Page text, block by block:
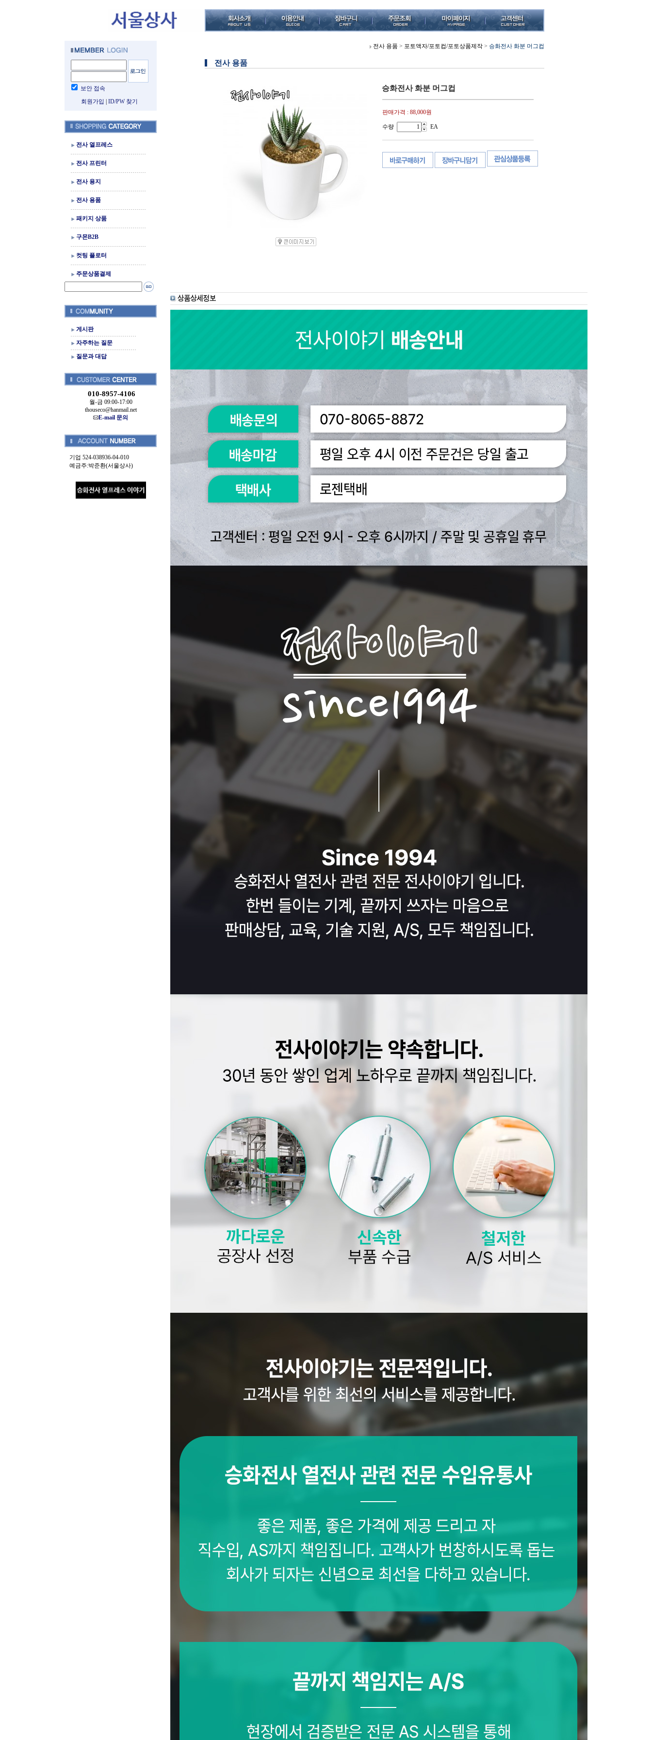
보안 접속
회원가입
ID/PW 찾기
전사 열프레스
전사 프린터
전사 용지
전사 용품
패키지 상품
구몬B2B
컷팅 플로터
주문상품결제
게시판
자주하는 질문
질문과 대답
010-8957-4106
월-금 09:00-17:00
thouseco@hanmail.net
E-mail 문의
기업 524-038936-04-010
예금주:박준환(서울상사)
전사 용품 > 포토액자/포토컵/포토상품제작 > 승화전사 화분 머그컵
전사 용품
승화전사 화분 머그컵
판매가격 : 88,000원
수량 EA